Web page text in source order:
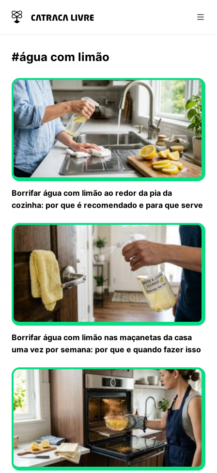
#água com limão
Borrifar água com limão ao redor da pia da
cozinha: por que é recomendado e para que serve
Borrifar água com limão nas maçanetas da casa
uma vez por semana: por que e quando fazer isso